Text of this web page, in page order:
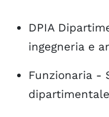
DPIA
ingegneria e
Funzionaria -
dipartimentale